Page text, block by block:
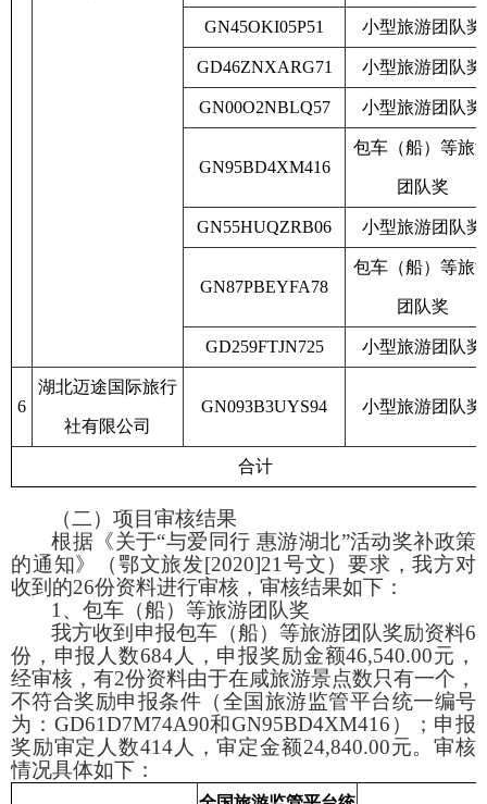
GN45OKI05P51 小型旅游团队奖
GD46ZNXARG71 小型旅游团队奖
GN00O2NBLQ57 小型旅游团队奖
GN95BD4XM416
包车（船）等旅
团队奖
GN55HUQZRB06 小型旅游团队奖
GN87PBEYFA78
包车（船）等旅
团队奖
GD259FTJN725 小型旅游团队奖
6
湖北迈途国际旅行
社有限公司
GN093B3UYS94 小型旅游团队奖
合计
（二）项目审核结果
根据《关于“与爱同行 惠游湖北”活动奖补政策
的通知》（鄂文旅发[2020]21 号文）要求，我方对
收到的26份资料进行审核，审核结果如下：
1 、包车（船）等旅游团队奖
我方收到申报包车（船）等旅游团队奖励资料6
份，申报人数684人，申报奖励金额46,540.00元，
经审核，有2份资料由于在咸旅游景点数只有一个，
不符合奖励申报条件（全国旅游监管平台统一编号
为： GD61D7M74A90和GN95BD4XM416 ）；申报
奖励审定人数414人，审定金额24,840.00元。审核
情况具体如下：